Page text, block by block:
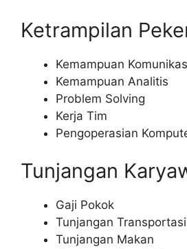
Ketrampilan
Kemampuan
Kemampuan Analitis
Problem Solving
Kerja Tim
Pengoperasian
Tunjangan
Gaji Pokok
Tunjangan Transportasi
Tunjangan Makan